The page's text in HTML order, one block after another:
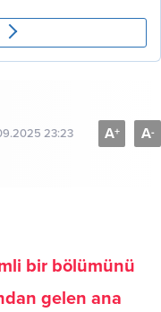
23:23 A+ A-
bir bölümünü
gelen ana